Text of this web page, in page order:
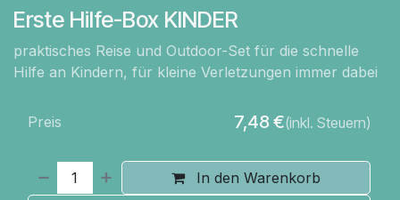
Erste Hilfe-Box KINDER
praktisches Reise und Outdoor-Set für die schnelle
Hilfe an Kindern, für kleine Verletzungen immer dabei
In den Warenkorb
Preis 7,48 €(inkl. Steuern)